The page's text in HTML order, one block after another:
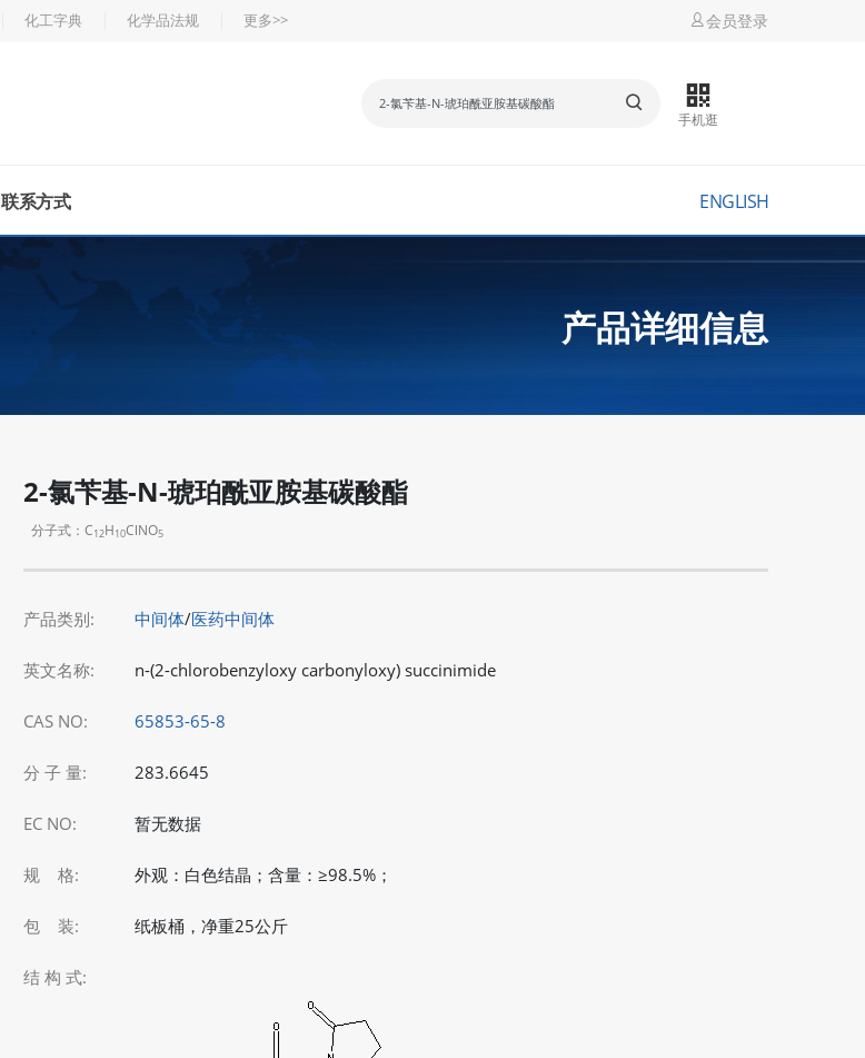
化工字典 化学品法规 更多>> 会员登录
手机逛
联系方式 ENGLISH
产品详细信息
2-氯苄基-N-琥珀酰亚胺基碳酸酯
分子式：C12H10ClNO5
产品类别: 中间体/医药中间体
英文名称: n-(2-chlorobenzyloxy carbonyloxy) succinimide
CAS NO: 65853-65-8
分 子 量: 283.6645
EC NO: 暂无数据
规 格: 外观：白色结晶；含量：≥98.5%；
包 装: 纸板桶，净重25公斤
结 构 式: